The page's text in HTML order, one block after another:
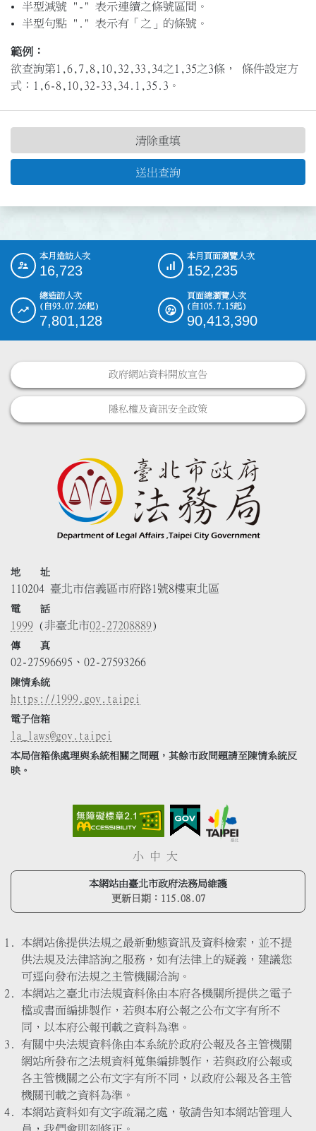
半型減號 "-" 表示連續之條號區間。
半型句點 "." 表示有「之」的條號。
範例：
欲查詢第1,6,7,8,10,32,33,34之1,35之3條， 條件設定方
式：1,6-8,10,32-33,34.1,35.3。
送出查詢
清除重填
::: 本月造訪人次
16,723
本月頁面瀏覽人次
152,235
總造訪人次
(自93.07.26起)
7,801,128
頁面總瀏覽人次
(自105.7.15起)
90,413,390
政府網站資料開放宣告
隱私權及資訊安全政策
地 址
110204 臺北市信義區市府路1號8樓東北區
電 話
1999 (非臺北市02-27208889)
傳 真
02-27596695、02-27593266
陳情系統
https://1999.gov.taipei
電子信箱
la_laws@gov.taipei
本局信箱係處理與系統相關之問題，其餘市政問題請至陳情系統反
映。
小 中 大
本網站由臺北市政府法務局維護
更新日期： 115.08.07
本網站係提供法規之最新動態資訊及資料檢索，並不提
供法規及法律諮詢之服務，如有法律上的疑義，建議您
可逕向發布法規之主管機關洽詢。
本網站之臺北市法規資料係由本府各機關所提供之電子
檔或書面編排製作，若與本府公報之公布文字有所不
同，以本府公報刊載之資料為準。
有關中央法規資料係由本系統於政府公報及各主管機關
網站所發布之法規資料蒐集編排製作，若與政府公報或
各主管機關之公布文字有所不同，以政府公報及各主管
機關刊載之資料為準。
本網站資料如有文字疏漏之處，敬請告知本網站管理人
員，我們會即刻修正。